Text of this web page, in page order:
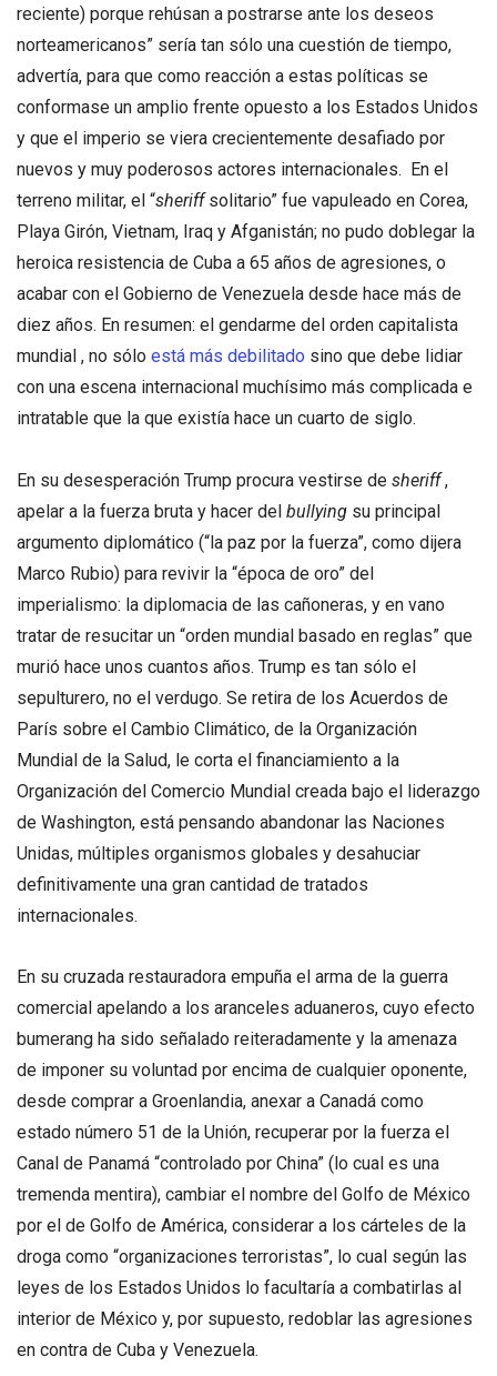
reciente) porque rehúsan a postrarse ante los deseos
norteamericanos” sería tan sólo una cuestión de tiempo,
advertía, para que como reacción a estas políticas se
conformase un amplio frente opuesto a los Estados Unidos
y que el imperio se viera crecientemente desafiado por
nuevos y muy poderosos actores internacionales. En el
terreno militar, el “sheriffsolitario” fue vapuleado en Corea,
Playa Girón, Vietnam, Iraq y Afganistán; no pudo doblegar la
heroica resistencia de Cuba a 65 años de agresiones, o
acabar con el Gobierno de Venezuela desde hace más de
diez años. En resumen: el gendarme del orden capitalista
mundial , no sólo está más debilitado sino que debe lidiar
con una escena internacional muchísimo más complicada e
intratable que la que existía hace un cuarto de siglo.
En su desesperación Trump procura vestirse de sheriff,
apelar a la fuerza bruta y hacer del bullying su principal
argumento diplomático (“la paz por la fuerza”, como dijera
Marco Rubio) para revivir la “época de oro” del
imperialismo: la diplomacia de las cañoneras, y en vano
tratar de resucitar un “orden mundial basado en reglas” que
murió hace unos cuantos años. Trump es tan sólo el
sepulturero, no el verdugo. Se retira de los Acuerdos de
París sobre el Cambio Climático, de la Organización
Mundial de la Salud, le corta el financiamiento a la
Organización del Comercio Mundial creada bajo el liderazgo
de Washington, está pensando abandonar las Naciones
Unidas, múltiples organismos globales y desahuciar
definitivamente una gran cantidad de tratados
internacionales.
En su cruzada restauradora empuña el arma de la guerra
comercial apelando a los aranceles aduaneros, cuyo efecto
bumerang ha sido señalado reiteradamente y la amenaza
de imponer su voluntad por encima de cualquier oponente,
desde comprar a Groenlandia, anexar a Canadá como
estado número 51 de la Unión, recuperar por la fuerza el
Canal de Panamá “controlado por China” (lo cual es una
tremenda mentira), cambiar el nombre del Golfo de México
por el de Golfo de América, considerar a los cárteles de la
droga como “organizaciones terroristas”, lo cual según las
leyes de los Estados Unidos lo facultaría a combatirlas al
interior de México y, por supuesto, redoblar las agresiones
en contra de Cuba y Venezuela.